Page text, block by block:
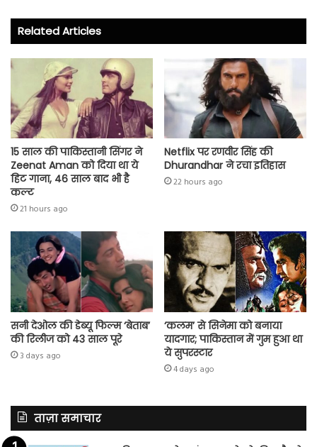
o
ok
er A
p
p
Related Articles
15 साल की पाकिस्तानी सिंगर ने
Zeenat Aman को दिया था ये
हिट गाना, 46 साल बाद भी है
कल्ट
21 hours ago
Netflix पर रणवीर सिंह की
Dhurandhar ने रचा इतिहास
22 hours ago
सनी देओल की डेब्यू फिल्म ‘बेताब’
की रिलीज को 43 साल पूरे
3 days ago
‘कलम’ से सिनेमा को बनाया
यादगार; पाकिस्तान में गुम हुआ था
ये सुपरस्टार
4 days ago
ताज़ा समाचार